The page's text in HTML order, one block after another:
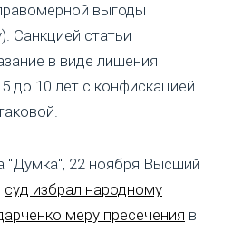
выгоды
Санкцией статьи
в виде лишения
до 10 лет с конфискацией
"Думка", 22 ноября Высший
суд избрал народному
меру пресечения в